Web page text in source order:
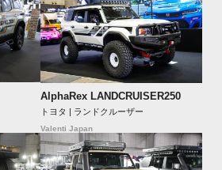
AlphaRex LANDCRUISER250
トヨタ | ランドクルーザー
Valenti Japan